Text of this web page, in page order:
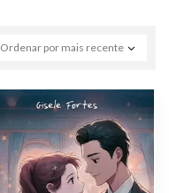
Ordenar por mais recente